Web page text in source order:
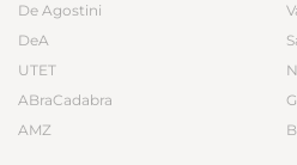
De Agostini
DeA
UTET
ABraCadabra
AMZ